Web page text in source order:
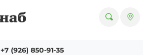
+7 (926) 850-91-35